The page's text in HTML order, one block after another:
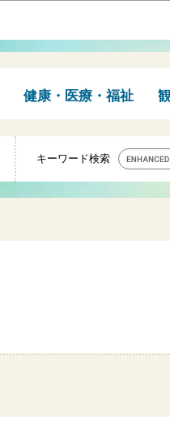
健康・医療・福祉
キーワード検索